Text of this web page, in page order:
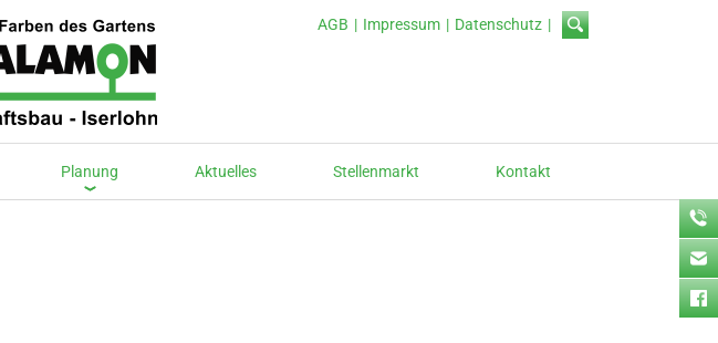
AGB Impressum Datenschutz
Planung Aktuelles Stellenmarkt Kontakt